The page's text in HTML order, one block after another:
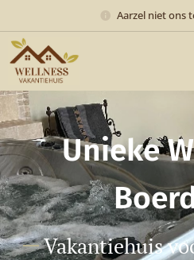
Aarzel niet ons
Unieke
Vakantiehuis